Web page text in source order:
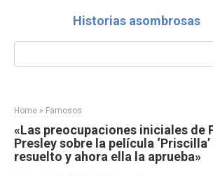
Historias asombrosas
Search:
Home » Famosos
«Las preocupaciones iniciales de
Presley sobre la película ‘Priscilla’
resuelto y ahora ella la aprueba»